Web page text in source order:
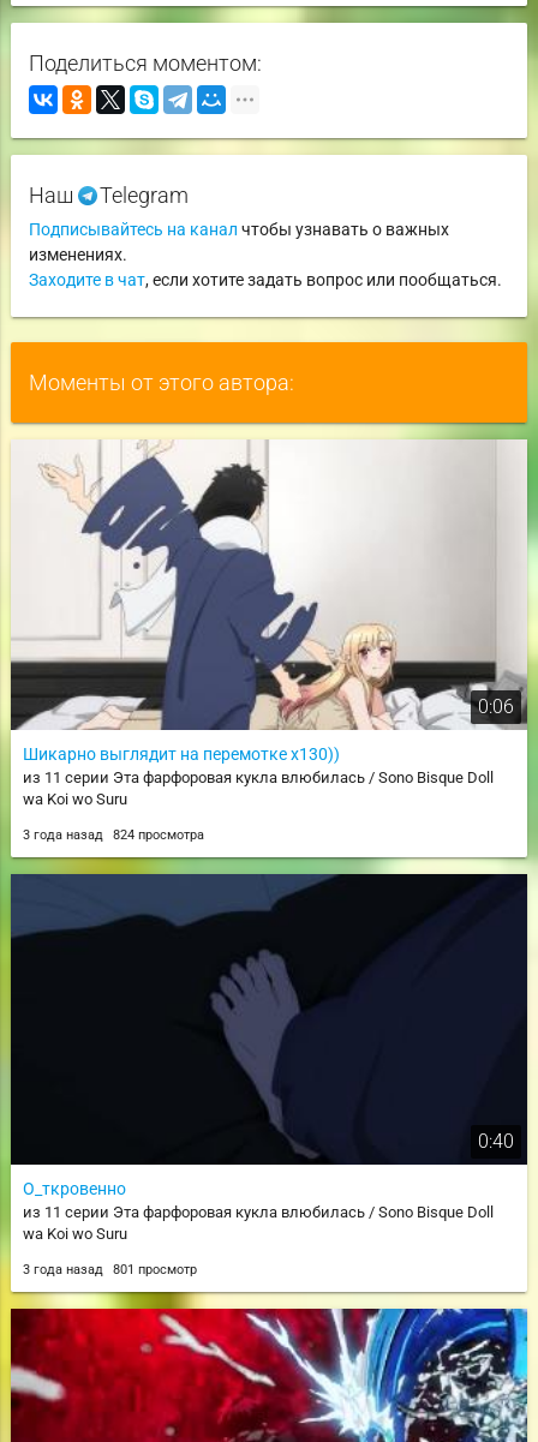
Поделиться моментом:
Наш Telegram
Подписывайтесь на канал чтобы узнавать о важных
изменениях.
Заходите в чат, если хотите задать вопрос или пообщаться.
Моменты от этого автора:
0:06
Шикарно выглядит на перемотке х130))
из 11 серии Эта фарфоровая кукла влюбилась / Sono Bisque Doll
wa Koi wo Suru
3 года назад 824 просмотра
0:40
О_ткровенно
из 11 серии Эта фарфоровая кукла влюбилась / Sono Bisque Doll
wa Koi wo Suru
3 года назад 801 просмотр